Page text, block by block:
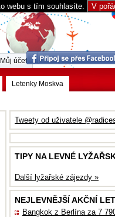
webu s tím souhlasíte. V
Tweety od uživatele
TIPY NA LEVNÉ
Další lyžařské zájezdy »
NEJLEVNĚJŠÍ AKČNÍ
Bangkok z Berlína za 7
Letenky Moskva
Můj účet